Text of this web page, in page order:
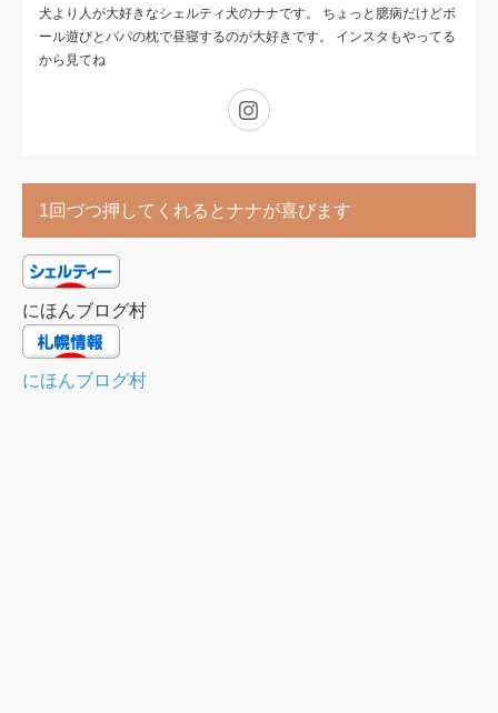
犬より人が大好きなシェルティ犬のナナです。 ちょっと臆病だけどボ
ール遊びとパパの枕で昼寝するのが大好きです。 インスタもやってる
から見てね
1回づつ押してくれるとナナが喜びます
にほんブログ村
にほんブログ村